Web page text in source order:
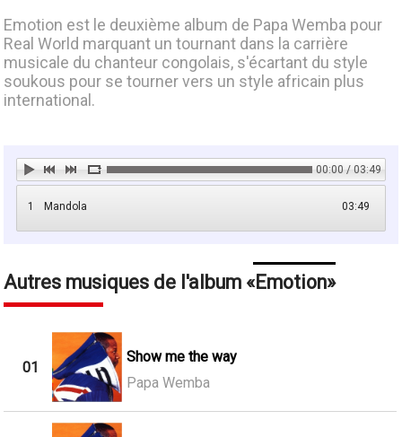
Emotion est le deuxième album de Papa Wemba pour
Real World marquant un tournant dans la carrière
musicale du chanteur congolais, s'écartant du style
soukous pour se tourner vers un style africain plus
international.
00:00 / 03:49
1 03:49
Mandola
Autres musiques de l'album Emotion
01
Show me the way
Papa Wemba